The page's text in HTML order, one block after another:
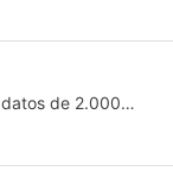
de 2.000
local